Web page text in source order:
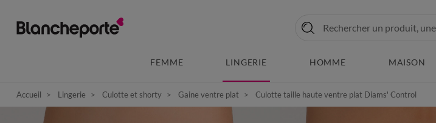
FEMME LINGERIE HOMME MAISON
Accueil Lingerie Culotte et shorty Gaine ventre plat Culotte taille haute ventre plat Diams' Control